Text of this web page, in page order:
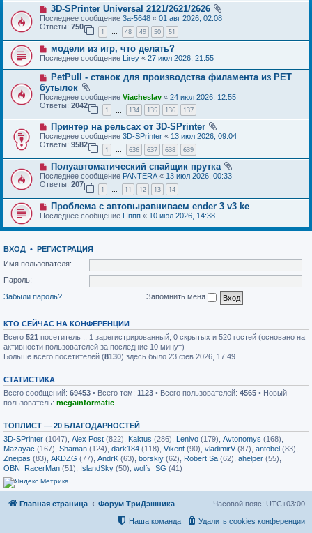
3D-SPrinter Universal 2121/2621/2626
Последнее сообщение 3a-5648 « 01 авг 2026, 02:08
Ответы: 750
1 … 48 49 50 51
модели из игр, что делать?
Последнее сообщение Lirey « 27 июл 2026, 21:55
PetPull - cтанок для производства филамента из PET
бутылок
Последнее сообщение Viacheslav « 24 июл 2026, 12:55
Ответы: 2042
1 134 135 136 137
Принтер на рельсах от 3D-SPrinter
Последнее сообщение 3D-SPrinter « 13 июл 2026, 09:04
Ответы: 9582
1 … 636 637 638 639
Полуавтоматический спайщик прутка
Последнее сообщение PANTERA « 13 июл 2026, 00:33
Ответы: 207
1 … 11 12 13 14
Проблема с автовыравниваем ender 3 v3 ke
Последнее сообщение Пппп « 10 июл 2026, 14:38
ВХОД • РЕГИСТРАЦИЯ
Имя пользователя:
Пароль:
Забыли пароль?
Запомнить меня
КТО СЕЙЧАС НА КОНФЕРЕНЦИИ
Всего 521 посетитель :: 1 зарегистрированный, 0 скрытых и 520 гостей (основано на
активности пользователей за последние 10 минут)
Больше всего посетителей (8130) здесь было 23 фев 2026, 17:49
СТАТИСТИКА
Всего сообщений: 69453 • Всего тем: 1123 • Всего пользователей: 4565 • Новый
пользователь: megainformatic
ТОПЛИСТ — 20 БЛАГОДАРНОСТЕЙ
3D-SPrinter (1047), Alex Post (822), Kaktus (286), Lenivo (179), Avtonomys (168),
Mazayac (167), Shaman (124), dark184 (118), Vikent (90), vladimirV(87), antobel (83),
Zneipas (83), AKDZG (77), AndrK (63), borskiy (62), Robert Sa (62), ahelper (55),
OBN_RacerMan (51), IslandSky (50), wolfs_SG (41)
Главная страница Форум ТриДэшника Часовой пояс: UTC+03:00
Удалить cookies конференции
Наша команда